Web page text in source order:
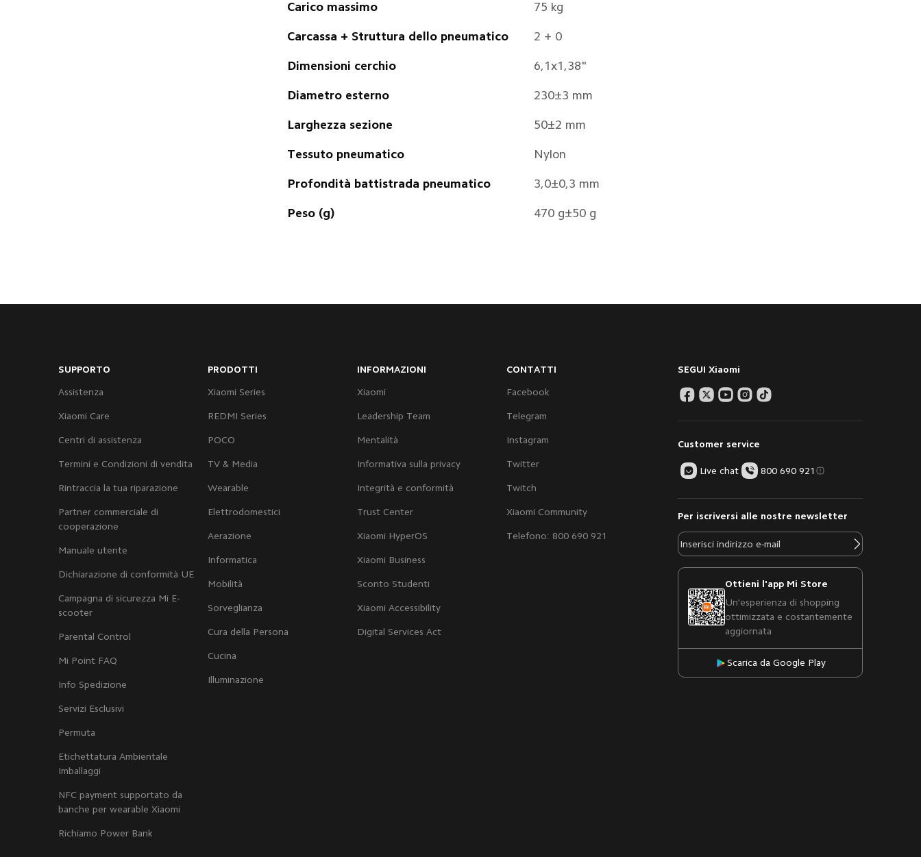
Carico massimo 75 kg
Carcassa + Struttura dello pneumatico 2 + 0
Dimensioni cerchio 6,1x1,38"
Diametro esterno 230±3 mm
Larghezza sezione 50±2 mm
Tessuto pneumatico Nylon
Profondità battistrada pneumatico 3,0±0,3 mm
Peso (g) 470 g±50 g
SUPPORTO
Assistenza
Xiaomi Care
Centri di assistenza
Termini e Condizioni di vendita
Rintraccia la tua riparazione
Partner commerciale di
cooperazione
Manuale utente
Dichiarazione di conformità UE
Campagna di sicurezza Mi E-
scooter
Parental Control
Mi Point FAQ
Info Spedizione
Servizi Esclusivi
Permuta
Etichettatura Ambientale
Imballaggi
NFC payment supportato da
banche per wearable Xiaomi
Richiamo Power Bank
PRODOTTI
Xiaomi Series
REDMI Series
POCO
TV & Media
Wearable
Elettrodomestici
Aerazione
Informatica
Mobilità
Sorveglianza
Cura della Persona
Cucina
Illuminazione
INFORMAZIONI
Xiaomi
Leadership Team
Mentalità
Informativa sulla privacy
Integrità e conformità
Trust Center
Xiaomi HyperOS
Xiaomi Business
Sconto Studenti
Xiaomi Accessibility
Digital Services Act
CONTATTI
Facebook
Telegram
Instagram
Twitter
Twitch
Xiaomi Community
Telefono: 800 690 921
SEGUI Xiaomi
Customer service
Live chat 800 690 921
Per iscriversi alle nostre newsletter
Ottieni l'app Mi Store
Un'esperienza di shopping
ottimizzata e costantemente
aggiornata
Scarica da Google Play